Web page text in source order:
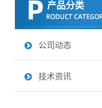
产品分类
公司动态
技术资讯